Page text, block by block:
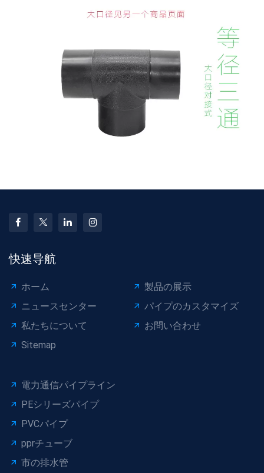
快速导航
ホーム
製品の展示
ニュースセンター
パイプのカスタマイズ
私たちについて
お問い合わせ
Sitemap
電力通信パイプライン
PEシリーズパイプ
PVCパイプ
pprチューブ
市の排水管